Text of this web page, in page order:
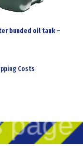
bunded oil tank –
Costs